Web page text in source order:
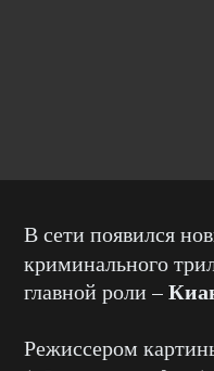
В сети появился
криминального
главной роли –
Режиссером